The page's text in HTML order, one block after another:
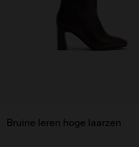
Bruine leren hoge laarzen